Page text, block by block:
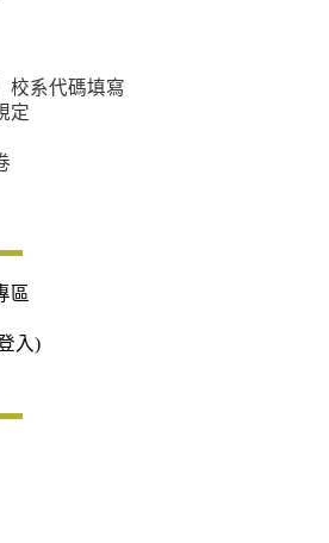
校系代碼填寫
定
區
入)